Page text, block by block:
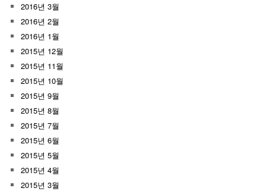
2016년 3월
2016년 2월
2016년 1월
2015년 12월
2015년 11월
2015년 10월
2015년 9월
2015년 8월
2015년 7월
2015년 6월
2015년 5월
2015년 4월
2015년 3월